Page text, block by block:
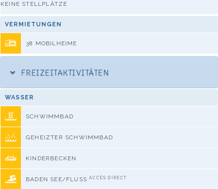
KEINE STELLPLÄTZE
VERMIETUNGEN
38 MOBILHEIME
FREIZEITAKTIVITÄTEN
WASSER
SCHWIMMBAD
GEHEIZTER SCHWIMMBAD
KINDERBECKEN
BADEN SEE/FLUSSACCÈS DIRECT